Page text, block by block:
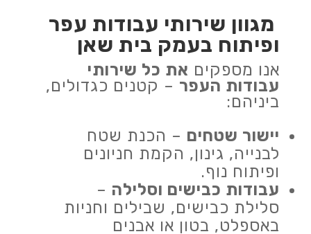
מגוון שירותי עבודות עפר
ופיתוח בעמק בית שאן
אנו מספקים את כל שירותי
עבודות העפר – קטנים כגדולים,
ביניהם:
יישור שטחים – הכנת שטח
לבנייה, גינון, הקמת חניונים
ופיתוח נוף.
עבודות כבישים וסלילה –
סלילת כבישים, שבילים וחניות
באספלט, בטון או אבנים